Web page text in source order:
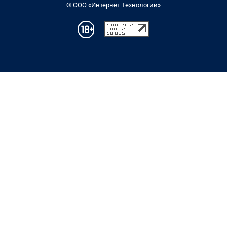
© ООО «Интернет Технологии»